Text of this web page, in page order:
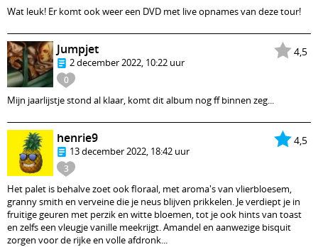
Wat leuk! Er komt ook weer een DVD met live opnames van deze tour!
4,5
0
Jumpjet
2 december 2022, 10:22 uur
Mijn jaarlijstje stond al klaar, komt dit album nog ff binnen zeg...
4,5
3
henrie9
13 december 2022, 18:42 uur
Het palet is behalve zoet ook floraal, met aroma's van vlierbloesem,
granny smith en verveine die je neus blijven prikkelen. Je verdiept je in
fruitige geuren met perzik en witte bloemen, tot je ook hints van toast
en zelfs een vleugje vanille meekrijgt. Amandel en aanwezige bisquit
zorgen voor de rijke en volle afdronk...